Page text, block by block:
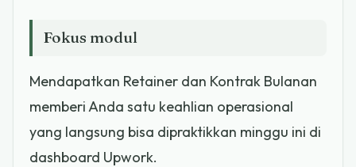
Fokus modul
Mendapatkan Retainer dan Kontrak Bulanan
memberi Anda satu keahlian operasional
yang langsung bisa dipraktikkan minggu ini di
dashboard Upwork.